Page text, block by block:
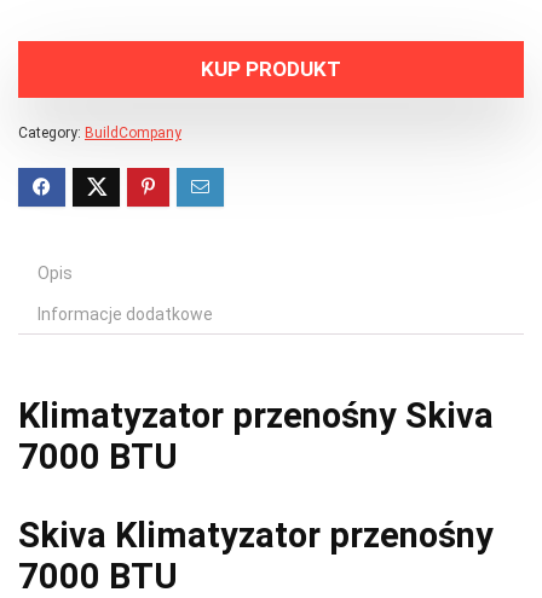
KUP PRODUKT
Category: BuildCompany
Opis
Informacje dodatkowe
Klimatyzator przenośny Skiva
7000 BTU
Skiva Klimatyzator przenośny
7000 BTU